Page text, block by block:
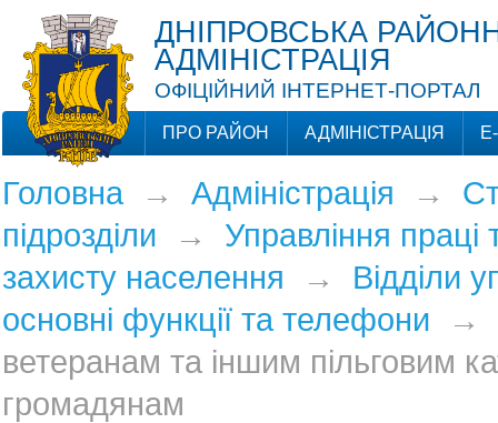
ДНІПРОВСЬКА
АДМІНІСТРАЦІЯ
ОФІЦІЙНИЙ ІНТЕРНЕТ-ПОРТАЛ
ПРО РАЙОН АДМІНІСТРАЦІЯ
Головна→ Адміністрація →
підрозділи → Управління праці
захисту населення → Відділи
основні функції та телефони →
ветеранам та іншим пільговим
громадянам